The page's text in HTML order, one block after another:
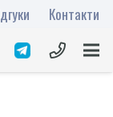
Контакти